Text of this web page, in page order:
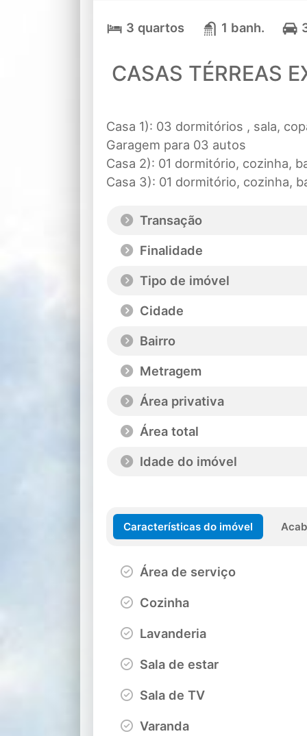
3 quartos 1 banh.
CASAS TÉRREAS
Casa 1): 03 dormitórios , sala,
Garagem para 03 autos
Casa 2): 01 dormitório, cozinha,
Casa 3): 01 dormitório, cozinha,
Transação
Finalidade
Tipo de imóvel
Cidade
Bairro
Metragem
Área privativa
Área total
Idade do imóvel
Características do imóvel
Área de serviço
Cozinha
Lavanderia
Sala de estar
Sala de TV
Varanda